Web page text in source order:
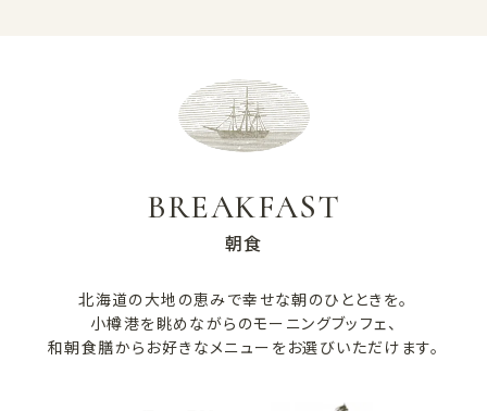
BREAKFAST
朝食
北海道の大地の恵みで幸せな朝のひとときを。
小樽港を眺めながらのモーニングブッフェ、
和朝食膳からお好きなメニューをお選びいただけます。